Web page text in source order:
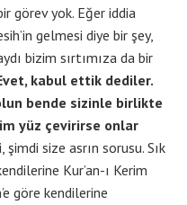
görev yok. Eğer iddia
gelmesi diye bir şey,
bizim sırtımıza da bir
kabul ettik dediler.
bende sizinle birlikte
yüz çevirirse onlar
şimdi size asrın sorusu. Sık
Kur’an-ı Kerim
göre kendilerine